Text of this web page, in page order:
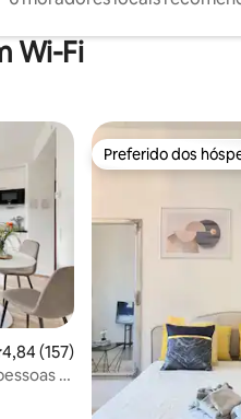
Wi-Fi
de uma avaliação média de 5,
4,84 (157)
|
Preferido dos
Preferido dos